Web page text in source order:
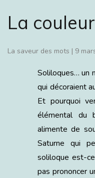
La
La saveur des mots | 9
Soliloques… un
qui décoraient
Et pourquoi
élémental du
alimente de
Saturne qui
soliloque est-
pas prononcer